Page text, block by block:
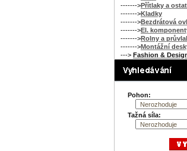
------->Přítlaky a
------->Kladky
------->Bezdrátová
------->El.
------->Rolny a
------->Montážní
---> Fashion &
Pohon:
Tažná síla: